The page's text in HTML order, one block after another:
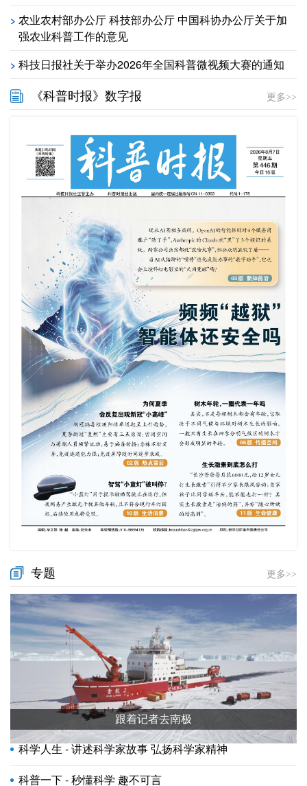
> 农业农村部办公厅 科技部办公厅 中国科协办公厅关于加
强农业科普工作的意见
> 科技日报社关于举办2026年全国科普微视频大赛的通知
《科普时报》数字报 更多>>
专题 更多>>
跟着记者去南极
科学人生 - 讲述科学家故事 弘扬科学家精神
科普一下 - 秒懂科学 趣不可言